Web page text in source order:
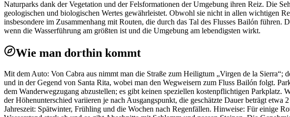
Naturparks dank der Vegetation und der Felsformationen der Umgebung ihren Reiz. Die
geologischen und biologischen Wertes gewährleistet. Obwohl sie nicht in allen wichtigen
insbesondere im Zusammenhang mit Routen, die durch das Tal des Flusses Bailón
wenn die Wasserführung am größten ist und die Umgebung am lebendigsten wirkt.
Wie man dorthin kommt
Mit dem Auto: Von Cabra aus nimmt man die Straße zum Heiligtum „Virgen de la Sierra“;
und in der Gegend von Santa Rita, wobei man den Wegweisern zum Fluss Bailón folgt.
dem Wanderwegzugang abzustellen; es gibt keinen speziellen kostenpflichtigen
der Höhenunterschied variieren je nach Ausgangspunkt, die geschätzte Dauer beträgt
Jahreszeit: Spätwinter, Frühling und die Wochen nach Regenfällen. Hinweise: Für einige